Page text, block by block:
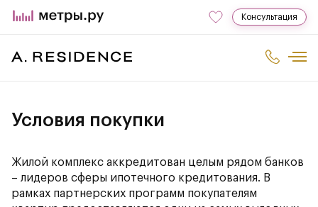
Консультация
Условия покупки
Жилой комплекс аккредитован целым рядом банков
– лидеров сферы ипотечного кредитования. В
рамках партнерских программ покупателям